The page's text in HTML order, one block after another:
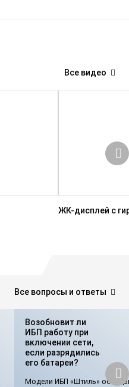
Все видео
ЖК-дисплей с
Все вопросы и ответы
Возобновит ли
ИБП работу при
включении сети,
если разрядились
его батареи?
Модели ИБП «Штиль»